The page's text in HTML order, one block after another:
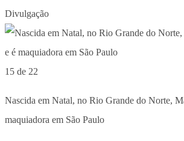
Divulgação
15 de 22
Nascida em Natal, no Rio Grande do Norte,
maquiadora em São Paulo